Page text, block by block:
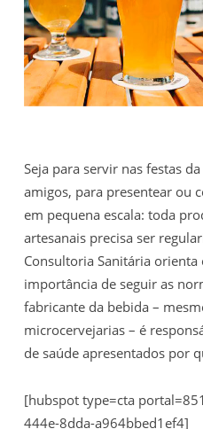
Seja para servir nas festas
amigos, para presentear ou
em pequena escala: toda
artesanais precisa ser
Consultoria Sanitária orienta
importância de seguir as
fabricante da bebida –
microcervejarias – é
de saúde apresentados por
[hubspot type=cta
444e-8dda-a964bbed1ef4]